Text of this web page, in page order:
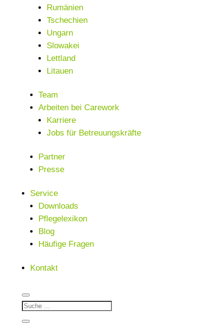
Rumänien
Tschechien
Ungarn
Slowakei
Lettland
Litauen
Team
Arbeiten bei Carework
Karriere
Jobs für Betreuungskräfte
Partner
Presse
Service
Downloads
Pflegelexikon
Blog
Häufige Fragen
Kontakt